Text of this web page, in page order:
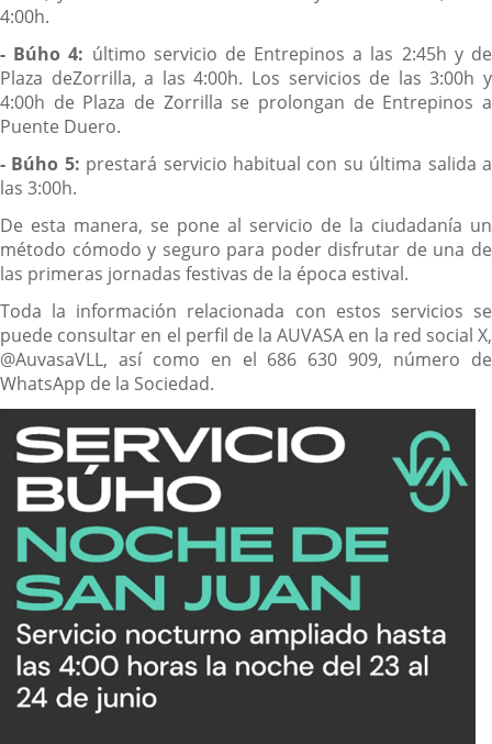
4:00h.
- Búho 4: último servicio de Entrepinos a las 2:45h y de
Plaza deZorrilla, a las 4:00h. Los servicios de las 3:00h y
4:00h de Plaza de Zorrilla se prolongan de Entrepinos a
Puente Duero.
- Búho 5: prestará servicio habitual con su última salida a
las 3:00h.
De esta manera, se pone al servicio de la ciudadanía un
método cómodo y seguro para poder disfrutar de una de
las primeras jornadas festivas de la época estival.
Toda la información relacionada con estos servicios se
puede consultar en el perfil de la AUVASA en la red social X,
@AuvasaVLL, así como en el 686 630 909, número de
WhatsApp de la Sociedad.